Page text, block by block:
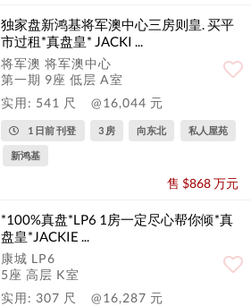
独家盘新鸿基将军澳中心三房则皇. 买平
市过租*真盘皇* JACKI ...
将军澳 将军澳中心
第一期 9座 低层 A室
实用: 541 尺
@16,044 元
1 日前 刊登 3 房 向东北 私人屋苑
新鸿基
售 $868 万元
*100%真盘*LP6 1房一定尽心帮你倾*真
盘皇*JACKIE ...
康城 LP6
5座 高层 K室
实用: 307 尺
@16,287 元